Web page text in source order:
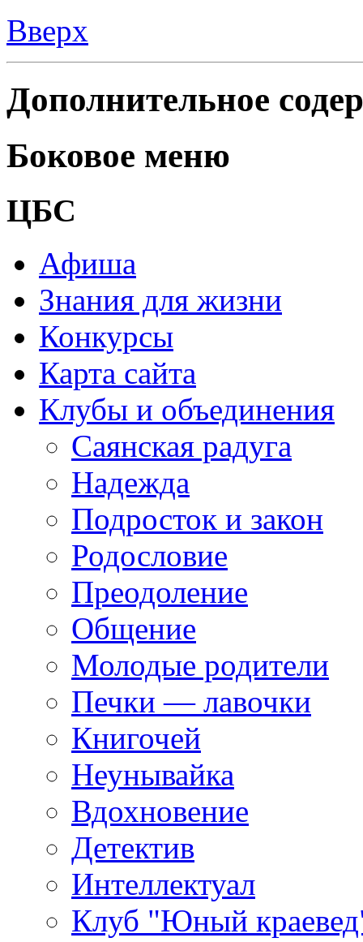
Вверх
Дополнительное
Боковое меню
ЦБС
Афиша
Знания для жизни
Конкурсы
Карта сайта
Клубы и объединения
Саянская радуга
Надежда
Подросток и закон
Родословие
Преодоление
Общение
Молодые родители
Печки — лавочки
Книгочей
Неунывайка
Вдохновение
Детектив
Интеллектуал
Клуб "Юный